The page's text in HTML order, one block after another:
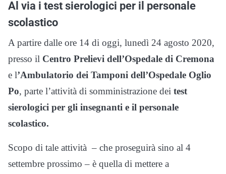
Al via i test sierologici per il personale
scolastico
A partire dalle ore 14 di oggi, lunedì 24 agosto 2020,
presso il Centro Prelievi dell’Ospedale di Cremona
e l’Ambulatorio dei Tamponi dell’Ospedale Oglio
Po, parte l’attività di somministrazione dei test
sierologici per gli insegnanti e il personale
scolastico.
Scopo di tale attività – che proseguirà sino al 4
settembre prossimo – è quella di mettere a